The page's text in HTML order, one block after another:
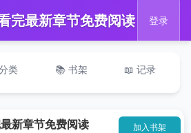
完最新章节免费阅读 登录
类 📚 书架 📖 记录
新章节免费阅读 加入书架